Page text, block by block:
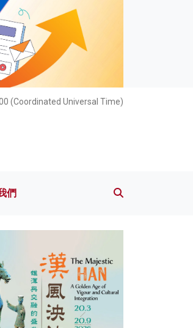
(Coordinated Universal Time)
於我們
們